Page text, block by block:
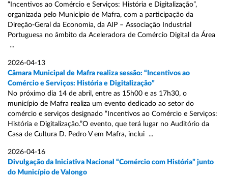
“Incentivos ao Comércio e Serviços: História e Digitalização”,
organizada pelo Município de Mafra, com a participação da
Direção-Geral da Economia, da AIP – Associação Industrial
Portuguesa no âmbito da Aceleradora de Comércio Digital da Área
...
2026-04-13
Câmara Municipal de Mafra realiza sessão: “Incentivos ao
Comércio e Serviços: História e Digitalização”
No próximo dia 14 de abril, entre as 15h00 e as 17h30, o
município de Mafra realiza um evento dedicado ao setor do
comércio e serviços designado “Incentivos ao Comércio e Serviços:
História e Digitalização.”O evento, que terá lugar no Auditório da
Casa de Cultura D. Pedro V em Mafra, inclui ...
2026-04-16
Divulgação da Iniciativa Nacional “Comércio com História” junto
do Município de Valongo